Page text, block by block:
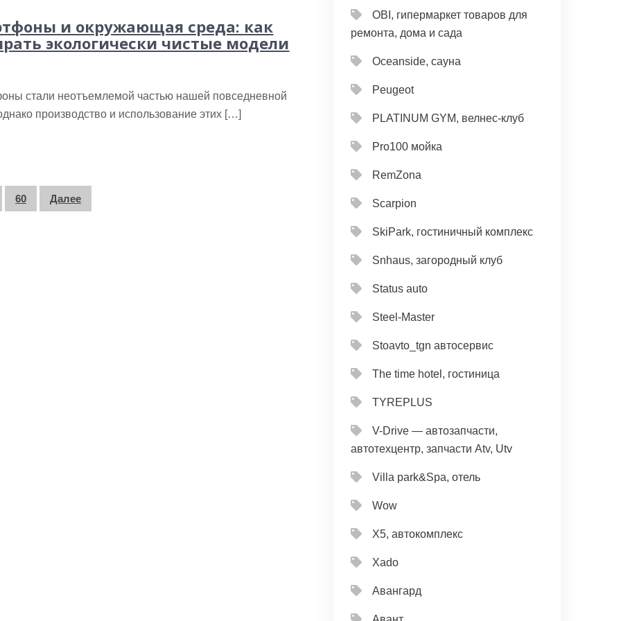
и окружающая среда: как
экологически чистые модели
стали неотъемлемой частью нашей повседневной
производство и использование этих […]
60 Далее
OBI, гипермаркет товаров для
ремонта, дома и сада
Oceanside, сауна
Peugeot
PLATINUM GYM, велнес-клуб
Pro100 мойка
RemZona
Scarpion
SkiPark, гостиничный комплекс
Snhaus, загородный клуб
Status auto
Steel-Master
Stoavto_tgn автосервис
The time hotel, гостиница
TYREPLUS
V-Drive — автозапчасти,
автотехцентр, запчасти Atv, Utv
Villa park&Spa, отель
Wow
X5, автокомплекс
Xado
Авангард